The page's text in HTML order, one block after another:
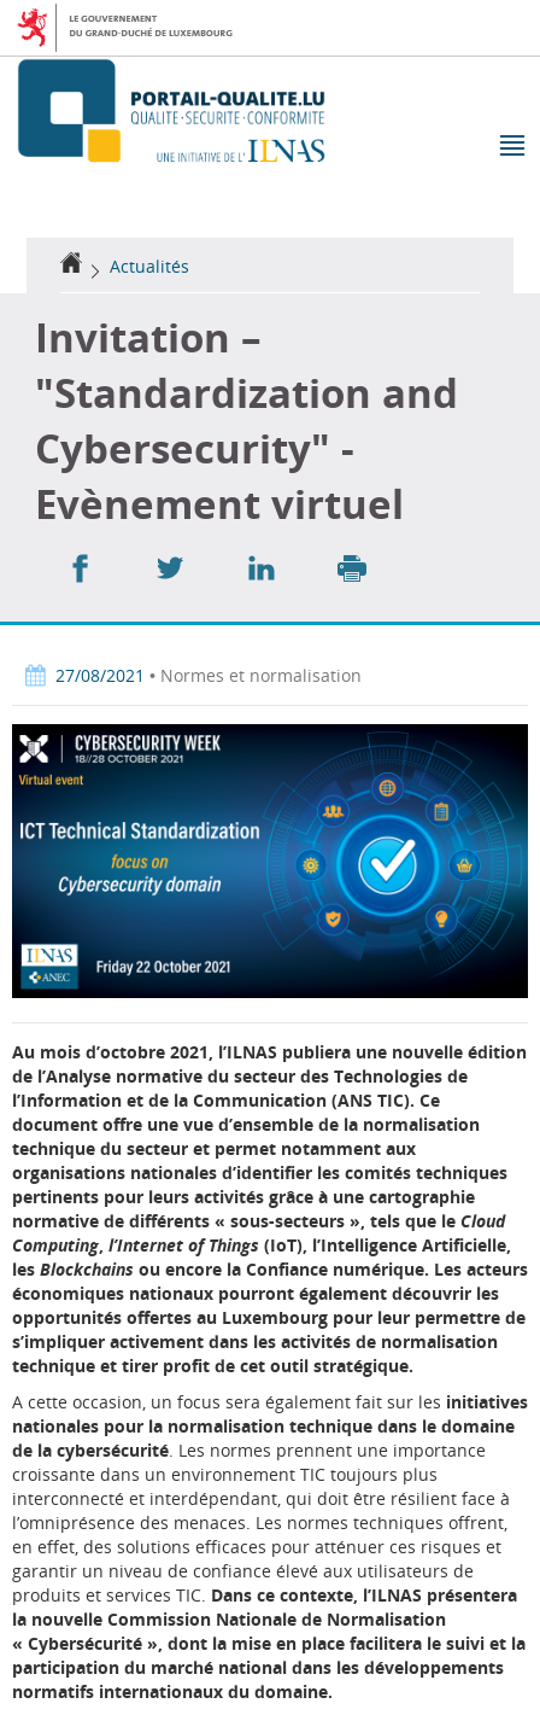
Aller
la
Aller
contenu
Accueil
Actualités
Invitation –
"Standardization and
Cybersecurity" -
Evènement virtuel
Partager
Partager
Partager
27/08/2021 • Normes et normalisation
Au mois d’octobre 2021, l’ILNAS publiera une nouvelle édition
de l’Analyse normative du secteur des Technologies de
l’Information et de la Communication (ANS TIC). Ce
document offre une vue d’ensemble de la normalisation
technique du secteur et permet notamment aux
organisations nationales d’identifier les comités techniques
pertinents pour leurs activités grâce à une cartographie
normative de différents « sous-secteurs », tels que le Cloud
Computing, l’Internet of Things (IoT), l’Intelligence Artificielle,
les Blockchains ou encore la Confiance numérique. Les acteurs
économiques nationaux pourront également découvrir les
opportunités offertes au Luxembourg pour leur permettre de
s’impliquer activement dans les activités de normalisation
technique et tirer profit de cet outil stratégique.
A cette occasion, un focus sera également fait sur les initiatives
nationales pour la normalisation technique dans le domaine
de la cybersécurité. Les normes prennent une importance
croissante dans un environnement TIC toujours plus
interconnecté et interdépendant, qui doit être résilient face à
l’omniprésence des menaces. Les normes techniques offrent,
en effet, des solutions efficaces pour atténuer ces risques et
garantir un niveau de confiance élevé aux utilisateurs de
produits et services TIC. Dans ce contexte, l’ILNAS présentera
la nouvelle Commission Nationale de Normalisation
« Cybersécurité », dont la mise en place facilitera le suivi et la
participation du marché national dans les développements
normatifs internationaux du domaine.